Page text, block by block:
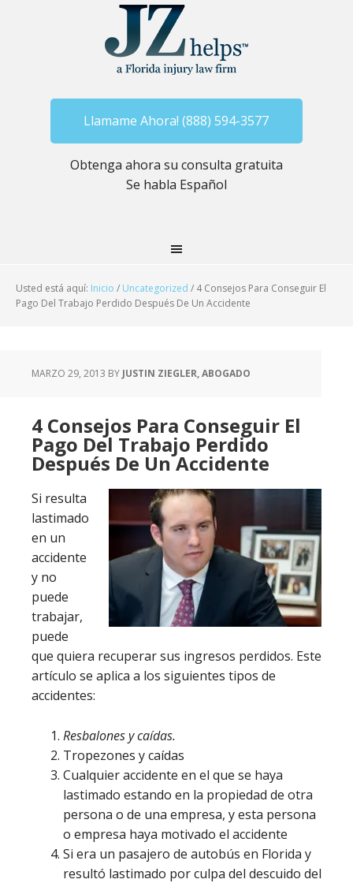
Llamame Ahora! (888) 594-3577
Obtenga ahora su consulta gratuita
Se habla Español
Usted está aquí: Inicio / Uncategorized / 4 Consejos Para Conseguir El
Pago Del Trabajo Perdido Después De Un Accidente
MARZO 29, 2013 BY JUSTIN ZIEGLER, ABOGADO
4 Consejos Para Conseguir El
Pago Del Trabajo Perdido
Después De Un Accidente
Si resulta
lastimado
en un
accidente
y no
puede
trabajar,
puede
que quiera recuperar sus ingresos perdidos. Este
artículo se aplica a los siguientes tipos de
accidentes:
Resbalones y caídas.
Tropezones y caídas
Cualquier accidente en el que se haya
lastimado estando en la propiedad de otra
persona o de una empresa, y esta persona
o empresa haya motivado el accidente
Si era un pasajero de autobús en Florida y
resultó lastimado por culpa del descuido del